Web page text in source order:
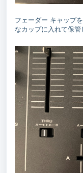
フェーダー キャップ
なカップに入れて保管